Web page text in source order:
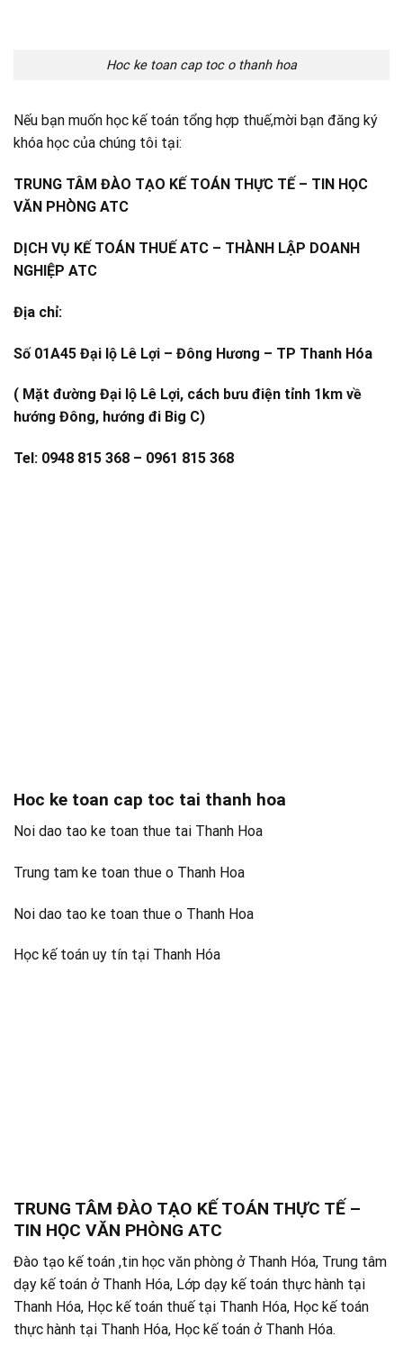
Hoc ke toan cap toc o thanh hoa
Nếu bạn muốn học kế toán tổng hợp thuế,mời bạn đăng ký
khóa học của chúng tôi tại:
TRUNG TÂM ĐÀO TẠO KẾ TOÁN THỰC TẾ – TIN HỌC
VĂN PHÒNG ATC
DỊCH VỤ KẾ TOÁN THUẾ ATC – THÀNH LẬP DOANH
NGHIỆP ATC
Địa chỉ:
Số 01A45 Đại lộ Lê Lợi – Đông Hương – TP Thanh Hóa
( Mặt đường Đại lộ Lê Lợi, cách bưu điện tỉnh 1km về
hướng Đông, hướng đi Big C)
Tel: 0948 815 368 – 0961 815 368
Hoc ke toan cap toc tai thanh hoa
Noi dao tao ke toan thue tai Thanh Hoa
Trung tam ke toan thue o Thanh Hoa
Noi dao tao ke toan thue o Thanh Hoa
Học kế toán uy tín tại Thanh Hóa
TRUNG TÂM ĐÀO TẠO KẾ TOÁN THỰC TẾ –
TIN HỌC VĂN PHÒNG ATC
Đào tạo kế toán ,tin học văn phòng ở Thanh Hóa, Trung tâm
dạy kế toán ở Thanh Hóa, Lớp dạy kế toán thực hành tại
Thanh Hóa, Học kế toán thuế tại Thanh Hóa, Học kế toán
thực hành tại Thanh Hóa, Học kế toán ở Thanh Hóa.